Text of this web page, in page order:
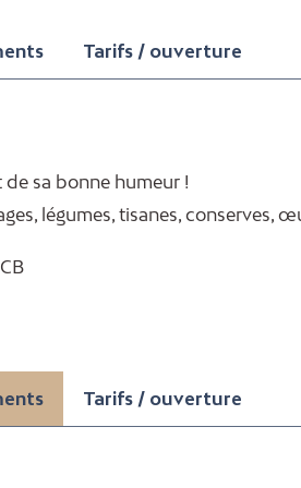
Tarifs / ouverture
sa bonne humeur !
légumes, tisanes, conserves,
Tarifs / ouverture